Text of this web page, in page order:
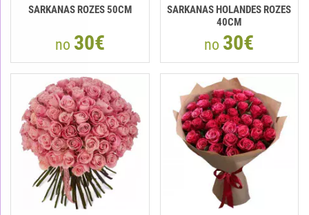
SARKANAS ROZES 50CM
no 30€
SARKANAS HOLANDES ROZES
40CM
no 30€